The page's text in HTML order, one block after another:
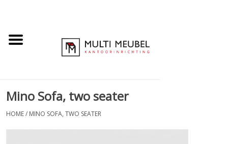
Mino Sofa, two seater
HOME/ MINO SOFA, TWO SEATER